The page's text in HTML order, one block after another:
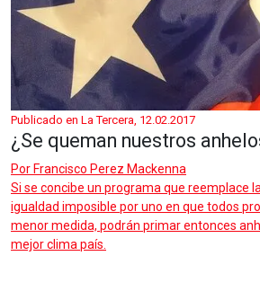
Publicado en La Tercera, 12.02.2017
¿Se queman nuestros
Por Francisco Perez Mackenna
Si se concibe un programa que reemplace
igualdad imposible por uno en que todos
menor medida, podrán primar entonces
mejor clima país.